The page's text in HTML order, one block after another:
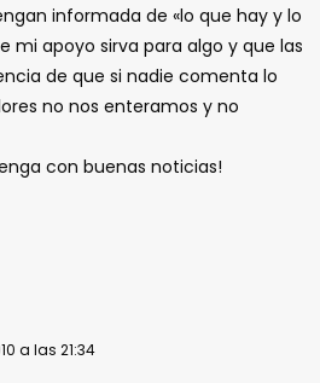
informada de «lo que hay y lo
mi apoyo sirva para algo y que las
de que si nadie comenta lo
no nos enteramos y no
con buenas noticias!
a las 21:34